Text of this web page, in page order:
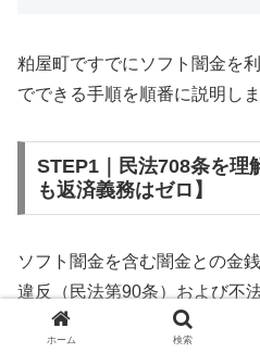
粕屋町ですでにソフト闇金を
でできる手順を順番に説明しま
STEP1｜民法708条を理
も返済義務はゼロ】
ソフト闇金を含む闇金との金
違反（民法第90条）および不
に該当するため、法的には無
ホーム 検索